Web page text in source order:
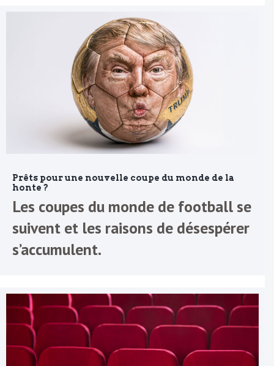
Prêts pour une nouvelle coupe du monde de la
honte ?
Les coupes du monde de football se
suivent et les raisons de désespérer
s’accumulent.